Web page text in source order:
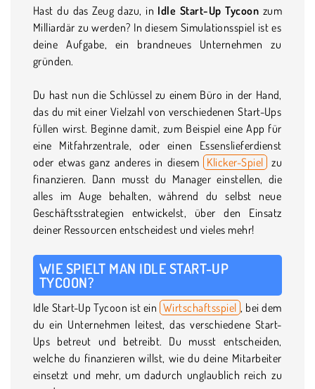
Hast du das Zeug dazu, in Idle Start-Up Tycoon zum
Milliardär zu werden? In diesem Simulationsspiel ist es
deine Aufgabe, ein brandneues Unternehmen zu
gründen.
Du hast nun die Schlüssel zu einem Büro in der Hand,
das du mit einer Vielzahl von verschiedenen Start-Ups
füllen wirst. Beginne damit, zum Beispiel eine App für
eine Mitfahrzentrale, oder einen Essenslieferdienst
oder etwas ganz anderes in diesem Klicker-Spiel zu
finanzieren. Dann musst du Manager einstellen, die
alles im Auge behalten, während du selbst neue
Geschäftsstrategien entwickelst, über den Einsatz
deiner Ressourcen entscheidest und vieles mehr!
WIE SPIELT MAN IDLE START-UP
TYCOON?
Idle Start-Up Tycoon ist ein Wirtschaftsspiel , bei dem
du ein Unternehmen leitest, das verschiedene Start-
Ups betreut und betreibt. Du musst entscheiden,
welche du finanzieren willst, wie du deine Mitarbeiter
einsetzt und mehr, um dadurch unglaublich reich zu